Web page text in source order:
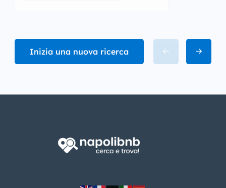
Inizia una nuova ricerca